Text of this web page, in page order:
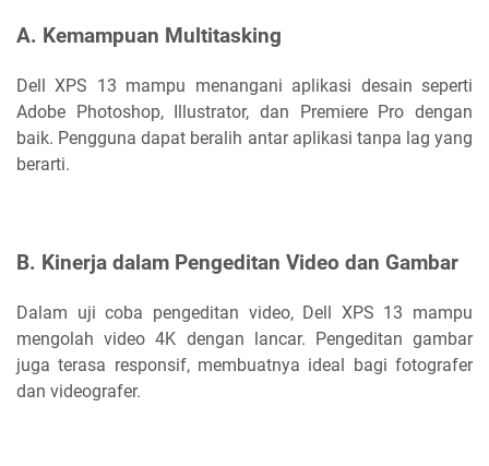
A. Kemampuan Multitasking
Dell XPS 13 mampu menangani aplikasi desain seperti
Adobe Photoshop, Illustrator, dan Premiere Pro dengan
baik. Pengguna dapat beralih antar aplikasi tanpa lag yang
berarti.
B. Kinerja dalam Pengeditan Video dan Gambar
Dalam uji coba pengeditan video, Dell XPS 13 mampu
mengolah video 4K dengan lancar. Pengeditan gambar
juga terasa responsif, membuatnya ideal bagi fotografer
dan videografer.